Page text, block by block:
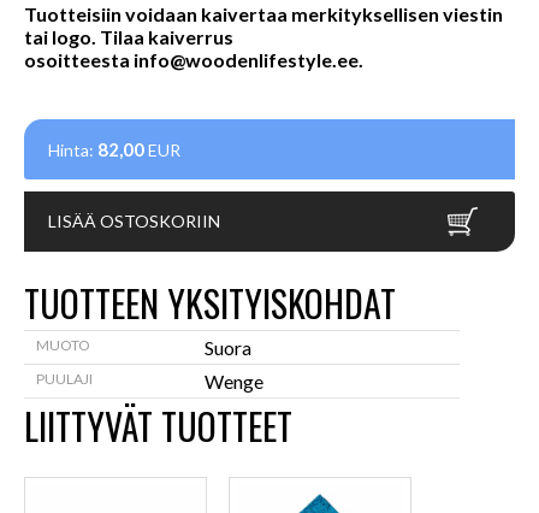
Tuotteisiin voidaan kaivertaa merkityksellisen viestin
tai logo. Tilaa kaiverrus
osoitteesta info@woodenlifestyle.ee.
Hinta: 82,00EUR
LISÄÄ OSTOSKORIIN
TUOTTEEN YKSITYISKOHDAT
MUOTO Suora
PUULAJI Wenge
LIITTYVÄT TUOTTEET